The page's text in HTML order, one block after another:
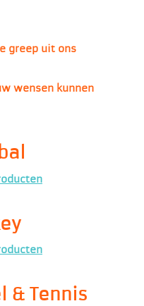
greep uit ons
wensen kunnen
& Tennis